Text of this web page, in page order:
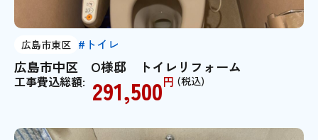
広島市東区 #トイレ
広島市中区 O様邸 トイレリフォーム
工事費込総額: 291,500円 (税込)